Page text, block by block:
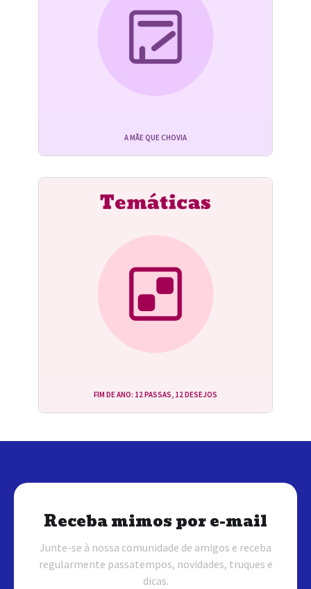
A MÃE QUE CHOVIA
FIM DE ANO: 12 PASSAS, 12 DESEJOS
Receba mimos por e-mail
Junte-se à nossa comunidade de amigos e receba
regularmente passatempos, novidades, truques e
dicas.